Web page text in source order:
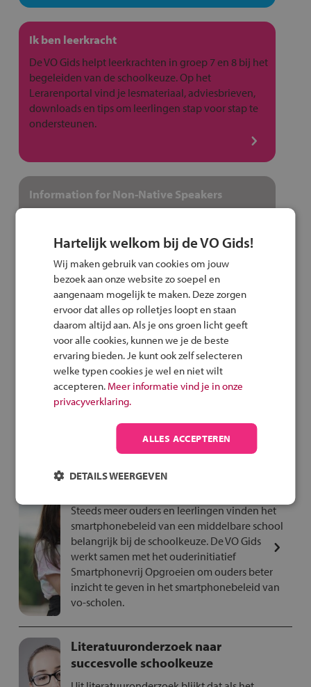
Ik ben leerkracht
De VO Gids helpt leerkrachten in groep 7 en 8 bij het
begeleiden van de schoolkeuze. Op het
Lerarenportal vind je lesmateriaal, adviesbrieven,
downloads en tips om leerlingen stap voor stap te
ondersteunen.
Information for Non-Native Speakers
Nieuws
Sam wint een pimp-je-fietspakket
met de Fiets Veilig Verkeersquiz!
als een van de winnaars van de Fiets Veilig
Steeds meer ouders en leerlingen vinden het
smartphonebeleid van een middelbare school
belangrijk bij de schoolkeuze. De VO Gids
werkt samen met het ouderinitiatief
Smartphonevrij Opgroeien om ouders beter
inzicht te geven in het smartphonebeleid van
vo-scholen.
Literatuuronderzoek naar
succesvolle schoolkeuze
Hartelijk welkom bij de VO Gids!
Wij maken gebruik van cookies om jouw
bezoek aan onze website zo soepel en
aangenaam mogelijk te maken. Deze zorgen
ervoor dat alles op rolletjes loopt en staan
daarom altijd aan. Als je ons groen licht geeft
voor alle cookies, kunnen we je de beste
ervaring bieden. Je kunt ook zelf selecteren
welke typen cookies je wel en niet wilt
accepteren. Meer informatie vind je in onze
privacyverklaring.
ALLES ACCEPTEREN
DETAILS WEERGEVEN